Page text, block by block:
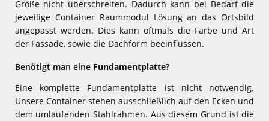
Größe nicht überschreiten. Dadurch kann bei Bedarf die
jeweilige Container Raummodul Lösung an das Ortsbild
angepasst werden. Dies kann oftmals die Farbe und Art
der Fassade, sowie die Dachform beeinflussen.
Benötigt man eine Fundamentplatte?
Eine komplette Fundamentplatte ist nicht notwendig.
Unsere Container stehen ausschließlich auf den Ecken und
dem umlaufenden Stahlrahmen. Aus diesem Grund ist die